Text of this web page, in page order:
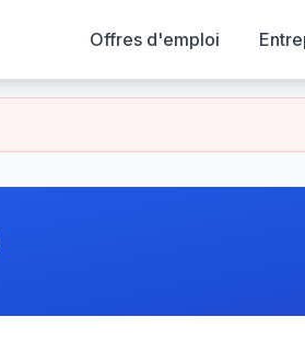
Offres d'emploi